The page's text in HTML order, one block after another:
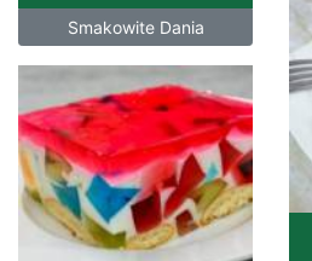
Smakowite Dania